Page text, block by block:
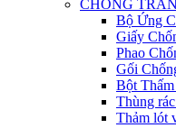
CHỐNG
Bộ Ứng
Giấy
Phao
Gối
Bột
Thùng
Thảm lót